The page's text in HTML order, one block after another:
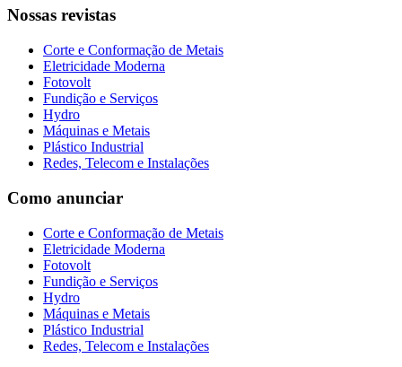
Nossas revistas
Corte e Conformação de Metais
Eletricidade Moderna
Fotovolt
Fundição e Serviços
Hydro
Máquinas e Metais
Plástico Industrial
Redes, Telecom e Instalações
Como anunciar
Corte e Conformação de Metais
Eletricidade Moderna
Fotovolt
Fundição e Serviços
Hydro
Máquinas e Metais
Plástico Industrial
Redes, Telecom e Instalações